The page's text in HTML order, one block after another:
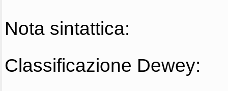
Nota sintattica:
Classificazione Dewey: